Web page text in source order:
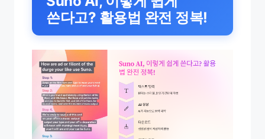
쓴다고? 활용법 완전 정복!